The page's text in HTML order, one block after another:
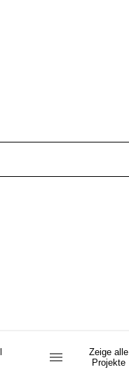
Zeige alle
Projekte